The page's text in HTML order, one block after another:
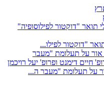
"דוקטור לפילו...
על תעלומת "מעבר ה...